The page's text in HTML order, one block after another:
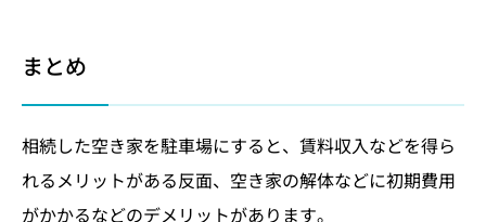
まとめ
相続した空き家を駐車場にすると、賃料収入などを得ら
れるメリットがある反面、空き家の解体などに初期費用
がかかるなどのデメリットがあります。